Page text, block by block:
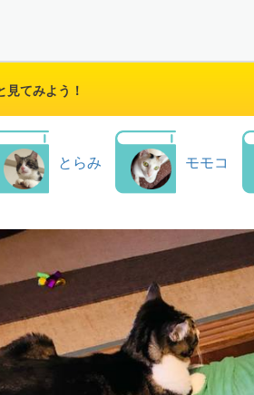
見てみよう！
とらみ モモコ